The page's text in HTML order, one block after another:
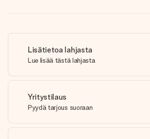
Lisätietoa lahjasta
Lue lisää tästä lahjasta
Yritystilaus
Pyydä tarjous suoraan